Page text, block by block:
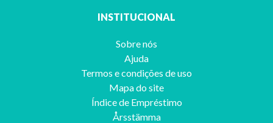
INSTITUCIONAL
Sobre nós
Ajuda
Termos e condições de uso
Mapa do site
Índice de Empréstimo
Årsstämma